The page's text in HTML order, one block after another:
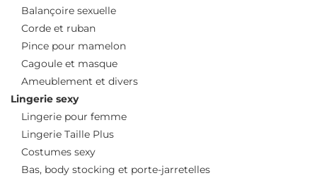
Balançoire sexuelle
Corde et ruban
Pince pour mamelon
Cagoule et masque
Ameublement et divers
Lingerie sexy
Lingerie pour femme
Lingerie Taille Plus
Costumes sexy
Bas, body stocking et porte-jarretelles